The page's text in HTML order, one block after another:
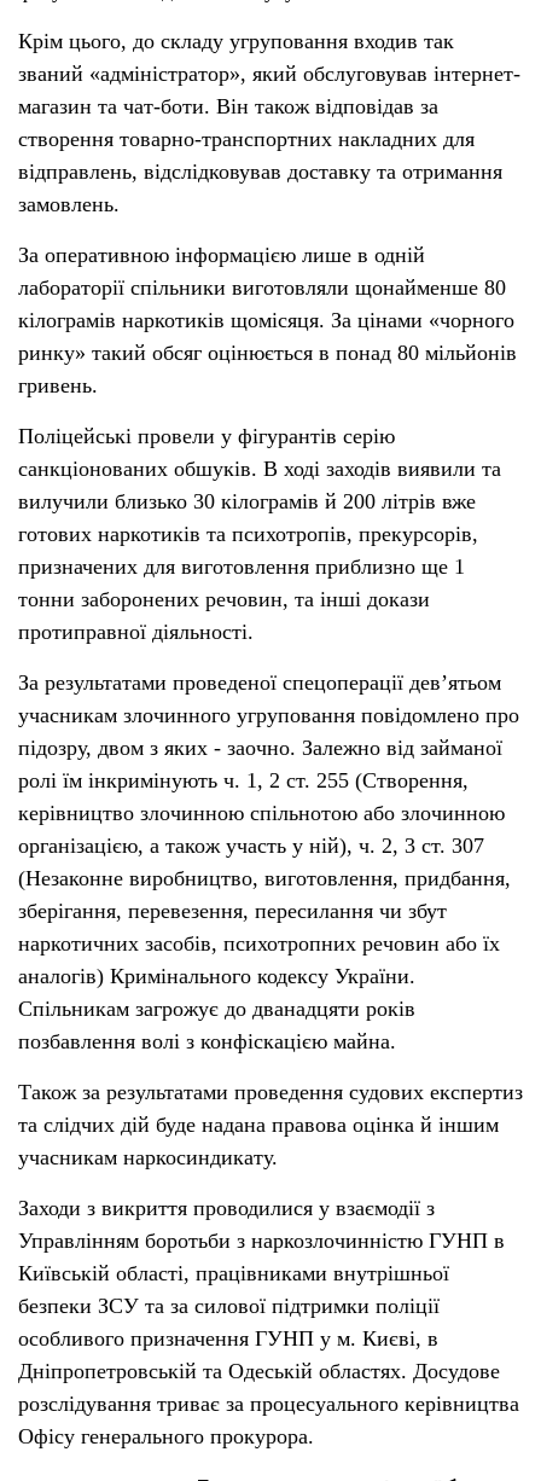
Крім цього, до складу угруповання входив так
званий «адміністратор», який обслуговував інтернет-
магазин та чат-боти. Він також відповідав за
створення товарно-транспортних накладних для
відправлень, відслідковував доставку та отримання
замовлень.
За оперативною інформацією лише в одній
лабораторії спільники виготовляли щонайменше 80
кілограмів наркотиків щомісяця. За цінами «чорного
ринку» такий обсяг оцінюється в понад 80 мільйонів
гривень.
Поліцейські провели у фігурантів серію
санкціонованих обшуків. В ході заходів виявили та
вилучили близько 30 кілограмів й 200 літрів вже
готових наркотиків та психотропів, прекурсорів,
призначених для виготовлення приблизно ще 1
тонни заборонених речовин, та інші докази
протиправної діяльності.
За результатами проведеної спецоперації дев’ятьом
учасникам злочинного угруповання повідомлено про
підозру, двом з яких - заочно. Залежно від займаної
ролі їм інкримінують ч. 1, 2 ст. 255 (Створення,
керівництво злочинною спільнотою або злочинною
організацією, а також участь у ній), ч. 2, 3 ст. 307
(Незаконне виробництво, виготовлення, придбання,
зберігання, перевезення, пересилання чи збут
наркотичних засобів, психотропних речовин або їх
аналогів) Кримінального кодексу України.
Спільникам загрожує до дванадцяти років
позбавлення волі з конфіскацією майна.
Також за результатами проведення судових експертиз
та слідчих дій буде надана правова оцінка й іншим
учасникам наркосиндикату.
Заходи з викриття проводилися у взаємодії з
Управлінням боротьби з наркозлочинністю ГУНП в
Київській області, працівниками внутрішньої
безпеки ЗСУ та за силової підтримки поліції
особливого призначення ГУНП у м. Києві, в
Дніпропетровській та Одеській областях. Досудове
розслідування триває за процесуального керівництва
Офісу генерального прокурора.